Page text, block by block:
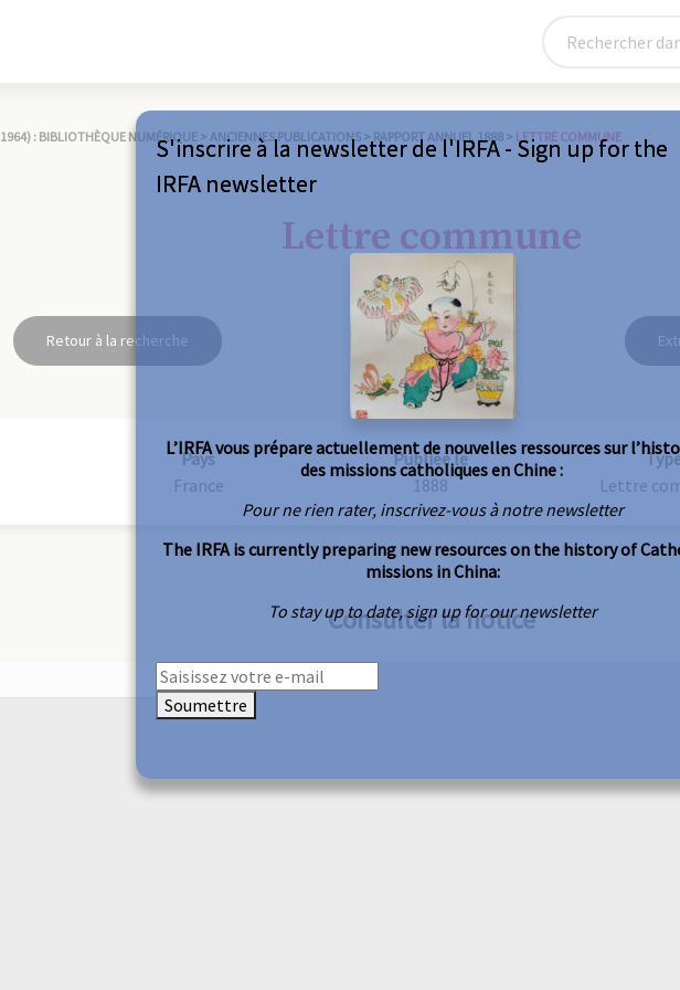
: BIBLIOTHÈQUE NUMÉRIQUE> ANCIENNES PUBLICATIONS > RAPPORT ANNUEL 1888 > LETTRE COMMUNE
Lettre commune
Retour à la recherche
Pays
France
Publiée le
1888
Lettre
Consulter la notice
S'inscrire à la newsletter de l'IRFA - Sign up for the
IRFA newsletter
L’IRFA vous prépare actuellement de nouvelles ressources sur
des missions catholiques en Chine :
Pour ne rien rater, inscrivez-vous à notre newsletter
The IRFA is currently preparing new resources on the history of
missions in China:
To stay up to date, sign up for our newsletter
Soumettre